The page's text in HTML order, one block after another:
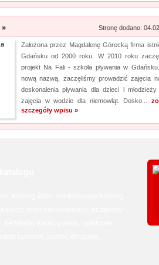
» Stronę dodano:
Założona przez Magdalenę Górecką firma
Gdańsku od 2000 roku. W 2010 roku
projekt Na Fali - szkoła pływania w
nową nazwą, zaczęliśmy prowadzić zajęcia
doskonalenia pływania dla dzieci i
zajęcia w wodzie dla niemowląt. Dosko...
szczegóły wpisu »